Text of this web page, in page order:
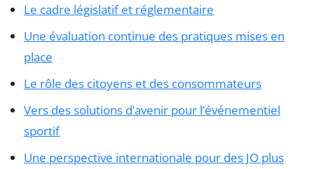
Le cadre législatif et réglementaire
Une évaluation continue des pratiques mises en
place
Le rôle des citoyens et des consommateurs
Vers des solutions d’avenir pour l’événementiel
sportif
Une perspective internationale pour des JO plus